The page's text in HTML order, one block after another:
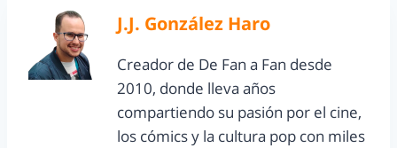
J.J. González Haro
Creador de De Fan a Fan desde
2010, donde lleva años
compartiendo su pasión por el cine,
los cómics y la cultura pop con miles